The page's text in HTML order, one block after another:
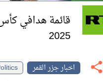
قائمة هدافي
2025
اخبار جزر القمر